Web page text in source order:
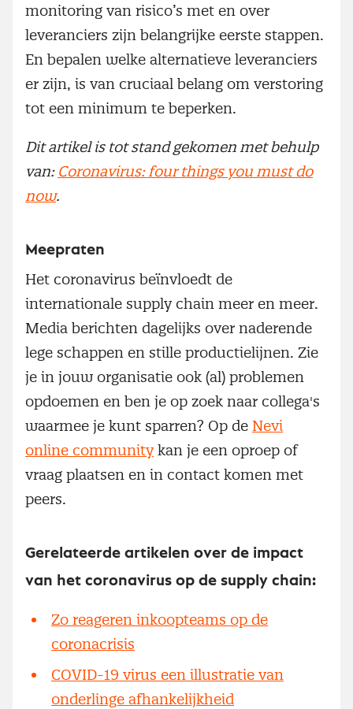
monitoring van risico’s met en over
leveranciers zijn belangrijke eerste stappen.
En bepalen welke alternatieve leveranciers
er zijn, is van cruciaal belang om verstoring
tot een minimum te beperken.
Dit artikel is tot stand gekomen met behulp
van: Coronavirus: four things you must do
now.
Meepraten
Het coronavirus beïnvloedt de
internationale supply chain meer en meer.
Media berichten dagelijks over naderende
lege schappen en stille productielijnen. Zie
je in jouw organisatie ook (al) problemen
opdoemen en ben je op zoek naar collega's
waarmee je kunt sparren? Op de Nevi
online communitykan je een oproep of
vraag plaatsen en in contact komen met
peers.
Gerelateerde artikelen over de impact
van het coronavirus op de supply chain:
Zo reageren inkoopteams op de
coronacrisis
COVID-19 virus een illustratie van
onderlinge afhankelijkheid